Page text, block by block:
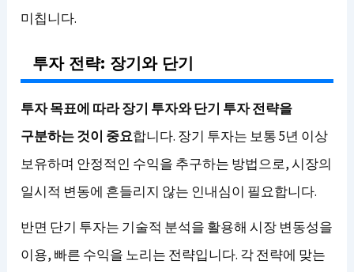
미칩니다.
투자 전략: 장기와 단기
투자 목표에 따라 장기 투자와 단기 투자 전략을
구분하는 것이 중요합니다. 장기 투자는 보통 5년 이상
보유하며 안정적인 수익을 추구하는 방법으로, 시장의
일시적 변동에 흔들리지 않는 인내심이 필요합니다.
반면 단기 투자는 기술적 분석을 활용해 시장 변동성을
이용, 빠른 수익을 노리는 전략입니다. 각 전략에 맞는